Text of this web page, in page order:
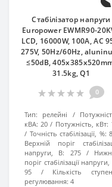
Стабілізатор напруги
Europower EWMR90-
LCD, 16000W, 100A, AC
275V, 50Hz/60Hz,
≤50dB,
31.5kg, Q1
0
Тип: релейні
кВА: 20 Потужність, кВт:
Точність стабілізації, %: 8
Верхній поріг
напруги, В:
275
поріг стабілізації
95
Кількість
регулювання: 4